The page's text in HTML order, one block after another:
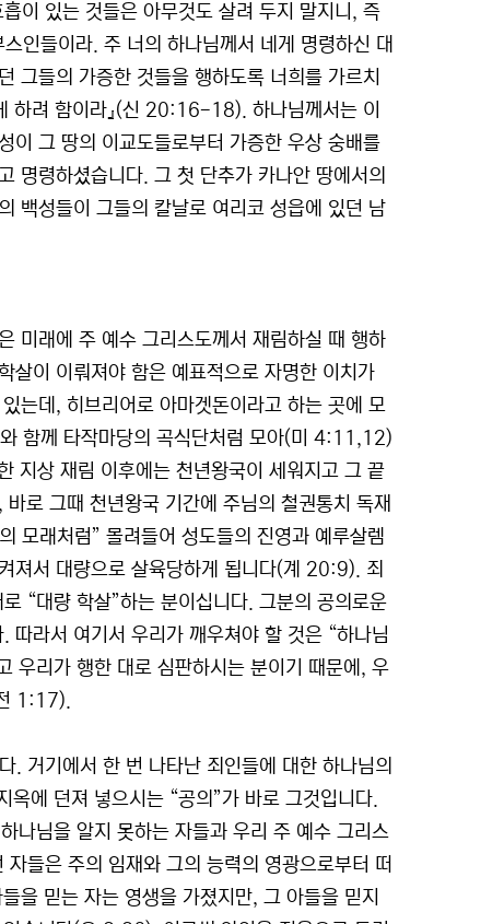
이 있는 것들은 아무것도 살려 두지 말지니, 즉
인들이라. 주 너의 하나님께서 네게 명령하신 대
그들의 가증한 것들을 행하도록 너희를 가르치
하려 함이라』(신 20:16-18). 하나님께서는 이
이 그 땅의 이교도들로부터 가증한 우상 숭배를
명령하셨습니다. 그 첫 단추가 카나안 땅에서의
백성들이 그들의 칼날로 여리코 성읍에 있던 남
미래에 주 예수 그리스도께서 재림하실 때 행하
살이 이뤄져야 함은 예표적으로 자명한 이치가
는데, 히브리어로 아마겟돈이라고 하는 곳에 모
함께 타작마당의 곡식단처럼 모아(미 4:11,12)
상 재림 이후에는 천년왕국이 세워지고 그 끝
로 그때 천년왕국 기간에 주님의 철권통치 독재
모래처럼” 몰려들어 성도들의 진영과 예루살렘
져서 대량으로 살육당하게 됩니다(계 20:9). 죄
“대량 학살”하는 분이십니다. 그분의 공의로운
따라서 여기서 우리가 깨우쳐야 할 것은 “하나님
우리가 행한 대로 심판하시는 분이기 때문에, 우
1:17).
. 거기에서 한 번 나타난 죄인들에 대한 하나님의
에 던져 넣으시는 “공의”가 바로 그것입니다.
나님을 알지 못하는 자들과 우리 주 예수 그리스
들은 주의 임재와 그의 능력의 영광으로부터 떠
을 믿는 자는 영생을 가졌지만, 그 아들을 믿지